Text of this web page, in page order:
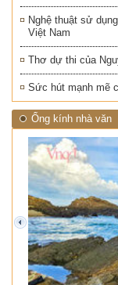
Nghệ thuật sử
Việt Nam
Thơ dự thi của
Sức hút mạnh mẽ
Ống kính nhà văn
prev